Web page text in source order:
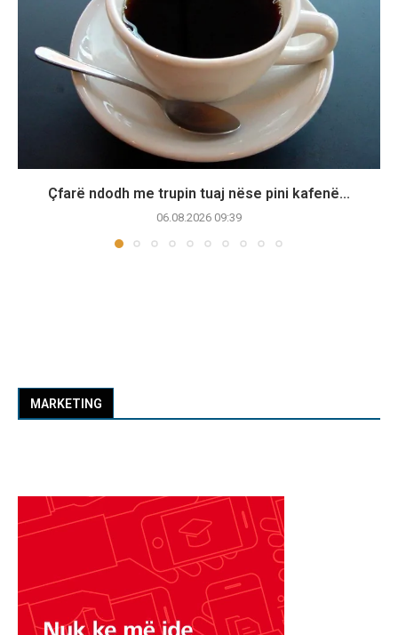
Çfarë ndodh me trupin tuaj nëse pini kafenë...
06.08.2026 09:39
MARKETING